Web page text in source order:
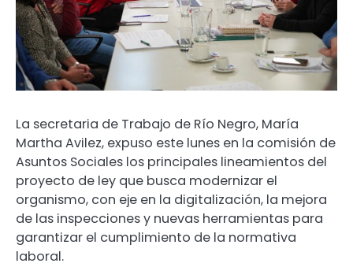
La secretaria de Trabajo de Río Negro, María
Martha Avilez, expuso este lunes en la comisión de
Asuntos Sociales los principales lineamientos del
proyecto de ley que busca modernizar el
organismo, con eje en la digitalización, la mejora
de las inspecciones y nuevas herramientas para
garantizar el cumplimiento de la normativa
laboral.